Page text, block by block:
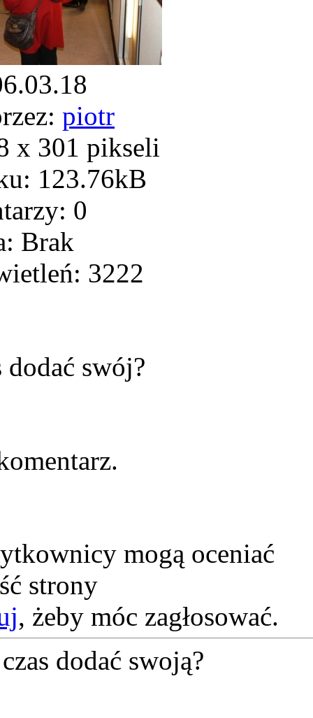
piotr
x 301 pikseli
123.76kB
0
Brak
3222
swój?
mogą oceniać
strony
, żeby móc zagłosować.
dodać swoją?